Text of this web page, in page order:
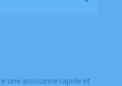
une assistance rapide et